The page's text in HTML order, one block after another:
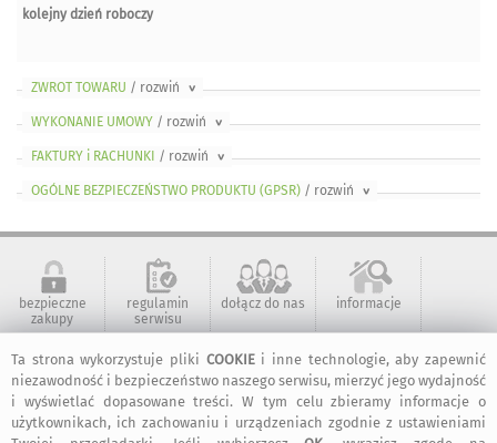
kolejny dzień roboczy
ZWROT TOWARU / rozwiń >
WYKONANIE UMOWY / rozwiń >
FAKTURY i RACHUNKI / rozwiń >
OGÓLNE BEZPIECZEŃSTWO PRODUKTU (GPSR) / rozwiń >
Ta strona wykorzystuje pliki COOKIEi inne technologie, aby zapewnić
niezawodność i bezpieczeństwo naszego serwisu, mierzyć jego wydajność
i wyświetlać dopasowane treści. W tym celu zbieramy informacje o
użytkownikach, ich zachowaniu i urządzeniach zgodnie z ustawieniami
bezpieczne
zakupy
regulamin
serwisu
dołącz do nas informacje
kontakt
artMadam na
Facebook-u
art-Madam na
Instagram
art-Madam na
Pinterest